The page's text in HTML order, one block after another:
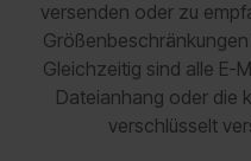
versenden oder zu
Gleichzeitig sind alle E-
Dateianhang oder die
verschlüsselt